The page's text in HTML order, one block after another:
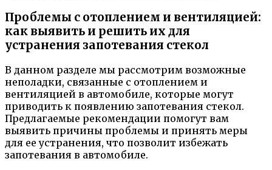
Проблемы с отоплением и вентиляцией:
как выявить и решить их для
устранения запотевания стекол
В данном разделе мы рассмотрим возможные
неполадки, связанные с отоплением и
вентиляцией в автомобиле, которые могут
приводить к появлению запотевания стекол.
Предлагаемые рекомендации помогут вам
выявить причины проблемы и принять меры
для ее устранения, что позволит избежать
запотевания в автомобиле.